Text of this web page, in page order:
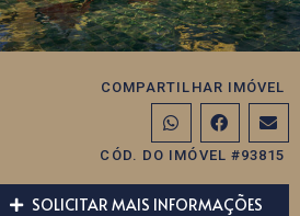
COMPARTILHAR IMÓVEL
CÓD. DO IMÓVEL #93815
SOLICITAR MAIS INFORMAÇÕES